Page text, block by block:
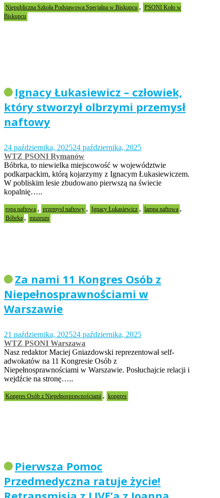
Niepubliczna Szkoła Podstawowa Specjalna w Biskupcu , PSONI Koło w
Biskupcu
Ignacy Łukasiewicz – człowiek,
który stworzył olbrzymi przemysł
naftowy
24 października, 202524 października, 2025
WTZ PSONI Rymanów
Bóbrka, to niewielka miejscowość w województwie
podkarpackim, którą kojarzymy z Ignacym Łukasiewiczem.
W pobliskim lesie zbudowano pierwszą na świecie
kopalnię…..
ropa naftowa , przemysł naftowy , Ignacy Łukasiewicz , lampa naftowa ,
Bóbrka , muzeum
Za nami 11 Kongres Osób z
Niepełnosprawnościami w
Warszawie
21 października, 202524 października, 2025
WTZ PSONI Warszawa
Nasz redaktor Maciej Gniazdowski reprezentował self-
adwokatów na 11 Kongresie Osób z
Niepełnosprawnościami w Warszawie. Posłuchajcie relacji i
wejdźcie na stronę…..
Kongres Osób z Niepełnosprawnościami , kongres
Pierwsza Pomoc
Przedmedyczna ratuje życie!